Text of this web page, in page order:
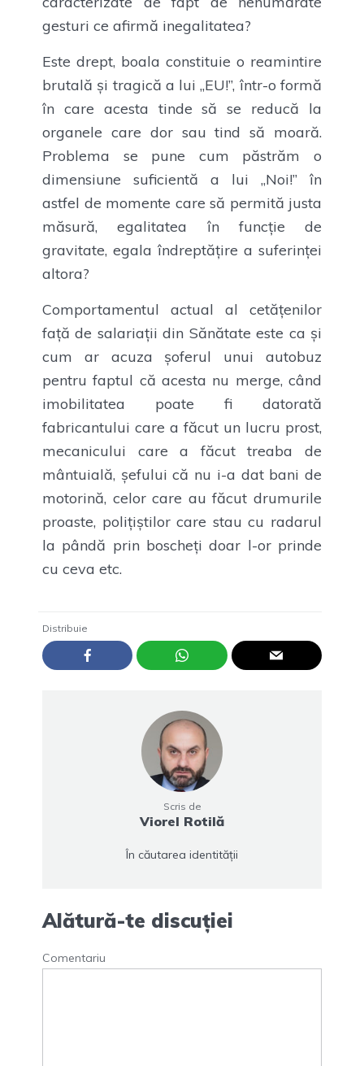
gesturi ce afirmă inegalitatea?
Este drept, boala constituie o reamintire
brutală și tragică a lui „EU!”, într-o formă
în care acesta tinde să se reducă la
organele care dor sau tind să moară.
Problema se pune cum păstrăm o
dimensiune suficientă a lui „Noi!” în
astfel de momente care să permită justa
măsură, egalitatea în funcție de
gravitate, egala îndreptățire a suferinței
altora?
Comportamentul actual al cetățenilor
față de salariații din Sănătate este ca și
cum ar acuza șoferul unui autobuz
pentru faptul că acesta nu merge, când
imobilitatea poate fi datorată
fabricantului care a făcut un lucru prost,
mecanicului care a făcut treaba de
mântuială, șefului că nu i-a dat bani de
motorină, celor care au făcut drumurile
proaste, polițiștilor care stau cu radarul
la pândă prin boscheți doar l-or prinde
cu ceva etc.
Distribuie
Scris de
Viorel Rotilă
În căutarea identității
Alătură-te discuției
Comentariu